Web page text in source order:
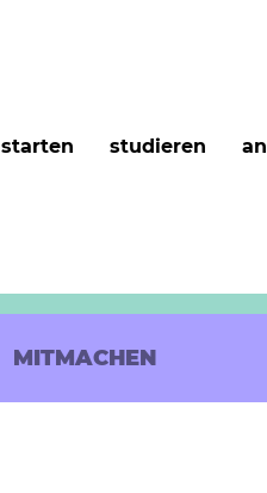
starten studieren
MITMACHEN